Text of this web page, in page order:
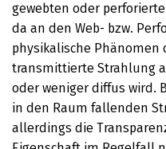
gewebten oder
da an den Web- bzw.
physikalische
transmittierte Strahlung
oder weniger diffus wird.
in den Raum fallenden
allerdings die